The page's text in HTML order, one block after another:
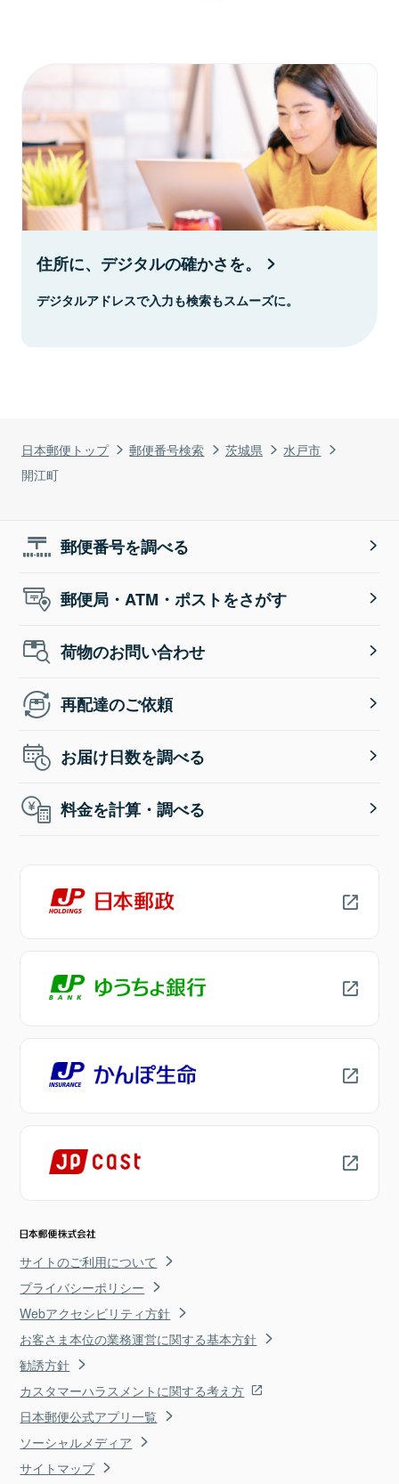
日本郵便トップ 郵便番号検索 茨城県
水戸市
開江町
住所に、デジタルの確かさを。
デジタルアドレスで入力も検索もスムーズに。
郵便番号を調べる
郵便局・ATM・ポストをさがす
荷物のお問い合わせ
再配達のご依頼
お届け日数を調べる
料金を計算・調べる
サイトのご利用について
プライバシーポリシー
Webアクセシビリティ方針
お客さま本位の業務運営に関する基本方針
勧誘方針
カスタマーハラスメントに関する考え方
日本郵便公式アプリ一覧
ソーシャルメディア
サイトマップ